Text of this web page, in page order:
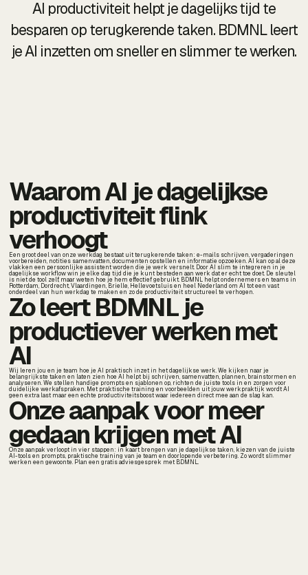
AI productiviteit helpt je dagelijks tijd te
besparen op terugkerende taken. BDMNL leert
je AI inzetten om sneller en slimmer te werken.
Waarom AI je dagelijkse
productiviteit flink
verhoogt
Een groot deel van onze werkdag bestaat uit terugkerende taken: e-mails schrijven, vergaderingen
voorbereiden, notities samenvatten, documenten opstellen en informatie opzoeken. AI kan op al deze
vlakken een persoonlijke assistent worden die je werk versnelt. Door AI slim te integreren in je
dagelijkse workflow win je elke dag tijd die je kunt besteden aan werk dat er echt toe doet. De sleutel
is niet de tool zelf, maar weten hoe je hem effectief gebruikt. BDMNL helpt ondernemers en teams in
Rotterdam, Dordrecht, Vlaardingen, Brielle, Hellevoetsluis en heel Nederland om AI tot een vast
onderdeel van hun werkdag te maken en zo de productiviteit structureel te verhogen.
Zo leert BDMNL je
productiever werken met
AI
Wij leren jou en je team hoe je AI praktisch inzet in het dagelijkse werk. We kijken naar je
belangrijkste taken en laten zien hoe AI helpt bij schrijven, samenvatten, plannen, brainstormen en
analyseren. We stellen handige prompts en sjablonen op, richten de juiste tools in en zorgen voor
duidelijke werkafspraken. Met praktische training en voorbeelden uit jouw werkpraktijk wordt AI
geen extra last maar een echte productiviteitsboost waar iedereen direct mee aan de slag kan.
Onze aanpak voor meer
gedaan krijgen met AI
Onze aanpak verloopt in vier stappen: in kaart brengen van je dagelijkse taken, kiezen van de juiste
AI-tools en prompts, praktische training van je team en doorlopende verbetering. Zo wordt slimmer
werken een gewoonte. Plan een gratis adviesgesprek met BDMNL.